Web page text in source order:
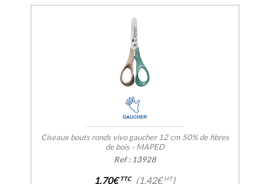
Ciseaux bouts ronds vivo gaucher 12 cm 50% de fibres
de bois - MAPED
Ref : 13928
1.70€TTC (1.42€HT)